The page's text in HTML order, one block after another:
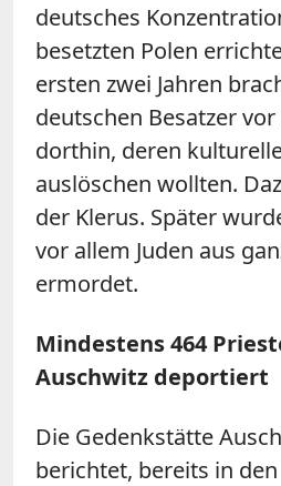
deutsches
besetzten Polen
ersten zwei Jahren
deutschen Besatzer
dorthin, deren
auslöschen wollten.
der Klerus. Später
vor allem Juden aus
ermordet.
Mindestens 464
Auschwitz deportiert
Die Gedenkstätte
berichtet, bereits in